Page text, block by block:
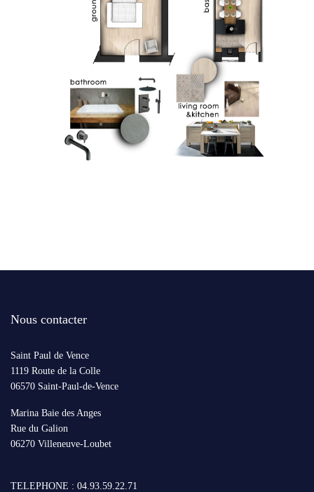
Nous contacter
Saint Paul de Vence
1119 Route de la Colle
06570 Saint-Paul-de-Vence
Marina Baie des Anges
Rue du Galion
06270 Villeneuve-Loubet
TELEPHONE : 04.93.59.22.71